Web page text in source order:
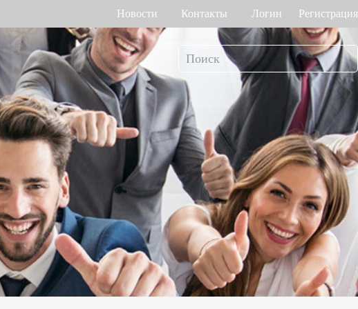
Новости Контакты Логин Регистрация
Учет рабочего
времени
Учет по венам ладони
Учет по геометрии лица
Учет по отпечатку пальца
Больше>>
Управление доступом
Привод ворот
Контроллеры доступа
Терминалы доступа
Больше>>
Досмотр багажа и
Торговый центр Othaim в Саудовской Аравии Ferrovial — Строительное предприятие в Испании, решение по контролю доступа
Решение для контроля доступа Ellington Residential (U.A.E) Решение по управлению лифтами в компании DAMAC, Дубай